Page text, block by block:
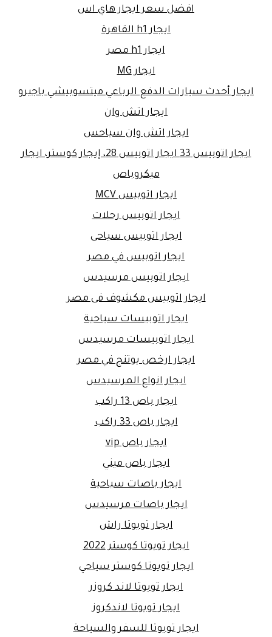
افضل سعر ايجار هاي اس
ايجار h1 القاهرة
ايجار h1 مصر
ايجار MG
ايجار أحدث سيارات الدفع الرباعي ميتسوبيشي باجيرو
ايجار اتش وان
ايجار اتش وان سياحس
ايجار اتوبيس 33 ايجار اتوبيس 28، إيجار كوستر، ايجار
ميكروباص
ايجار اتوبيس MCV
ايجار اتوبيس رحلات
ايجار اتوبيس سياحى
ايجار اتوبيس في مصر
ايجار اتوبيس مرسيدس
ايجار اتوبيس مكشوف فى مصر
ايجار اتوبيسات سياحية
ايجار اتوبيسات مرسيدس
ايجار ارخص يوتنج في مصر
ايجار انواع المرسيدس
ايجار باص 13 راكب
ايجار باص 33 راكب
ايجار باص vip
ايجار باص ميني
ايجار باصات سياحية
ايجار باصات مرسيدس
ايجار تويوتا راش
ايجار تويوتا كوستر 2022
ايجار تويوتا كوستر سياحي
ايجار تويوتا لاند كروزر
ايجار تويوتا لاندكروز
ايجار تويوتا للسفر والسياحة